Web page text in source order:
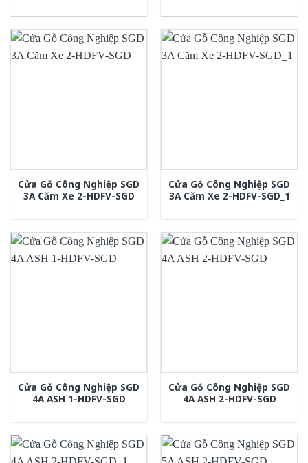
Cửa Gỗ Công Nghiệp SGD
3A Căm Xe 2-HDFV-SGD
Cửa Gỗ Công Nghiệp SGD
3A Căm Xe 2-HDFV-SGD_1
Cửa Gỗ Công Nghiệp SGD
4A ASH 1-HDFV-SGD
Cửa Gỗ Công Nghiệp SGD
4A ASH 2-HDFV-SGD